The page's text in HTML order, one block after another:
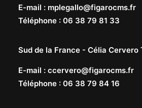
E-mail : mplegallo@figarocms.fr
Téléphone : 06 38 79 81 33
Sud de la France - Célia Cervero
E-mail : ccervero@figarocms.fr
Téléphone : 06 38 79 84 16